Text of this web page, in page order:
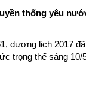
thống yêu
dương lịch 2017
trọng thể sáng 10/